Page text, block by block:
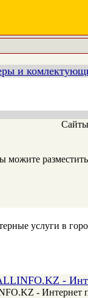
и
услуги в
-
- Интернет